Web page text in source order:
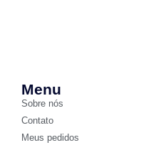
Menu
Sobre nós
Contato
Meus pedidos